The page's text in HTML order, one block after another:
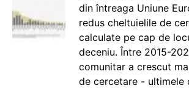
din întreaga Uniune
redus cheltuielile de
calculate pe cap de
deceniu. Între 2015-
comunitar a crescut
de cercetare - ultimele